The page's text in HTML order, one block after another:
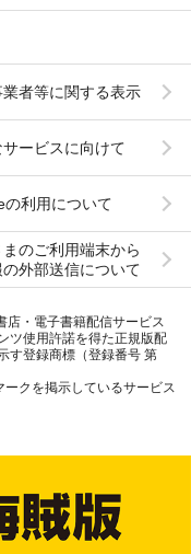
者等に関する表示
ービスに向けて
の利用について
まのご利用端末から
外部送信について
店・電子書籍配信サービス
ツ使用許諾を得た正規版配
す登録商標（登録番号 第
クを掲示しているサービス